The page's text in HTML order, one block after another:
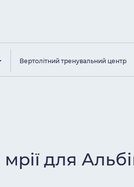
Вертолітний тренувальний центр
мрії для